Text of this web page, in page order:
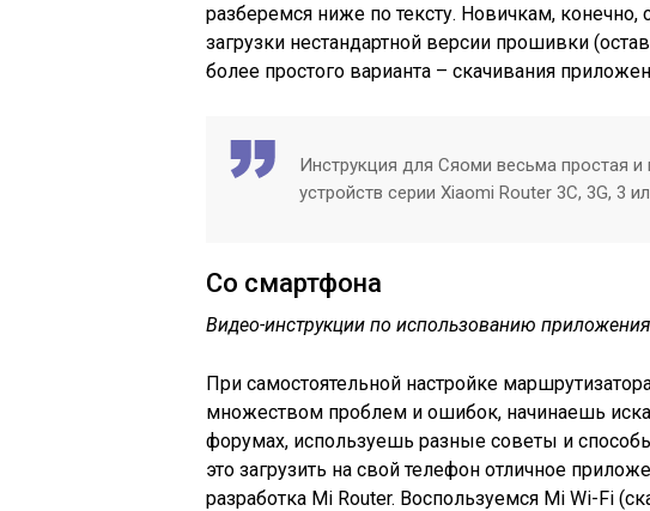
разберемся ниже по тексту. Новичкам, конечно,
загрузки нестандартной версии прошивки
более простого варианта – скачивания
Инструкция для Сяоми весьма простая и
устройств серии Xiaomi Router 3C, 3G, 3
Со смартфона
Видео-инструкции по использованию приложения
При самостоятельной настройке
множеством проблем и ошибок, начинаешь
форумах, используешь разные советы и
это загрузить на свой телефон отличное
разработка Mi Router. Воспользуемся Mi Wi-Fi